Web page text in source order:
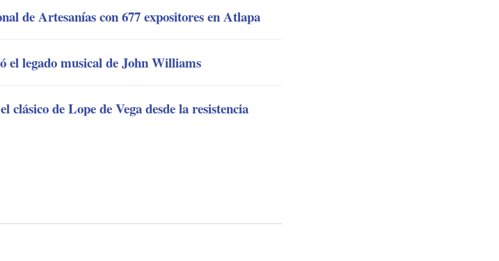
de Artesanías con 677 expositores en Atlapa
el legado musical de John Williams
de Lope de Vega desde la resistencia